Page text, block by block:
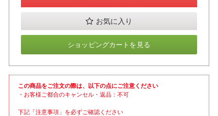
お気に入り
ショッピングカートを見る
この商品をご注文の際は、以下の点にご注意ください
・お客様ご都合のキャンセル・返品：不可
下記「注意事項」を必ずご確認ください